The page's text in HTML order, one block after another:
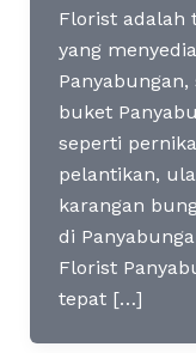
Florist adalah
yang
buket
seperti
pelantikan,
karangan
di
Florist
tepat […]